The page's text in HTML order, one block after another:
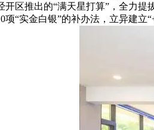
区推出的“满天星打算”，全力
“实金白银”的补办法，立异建